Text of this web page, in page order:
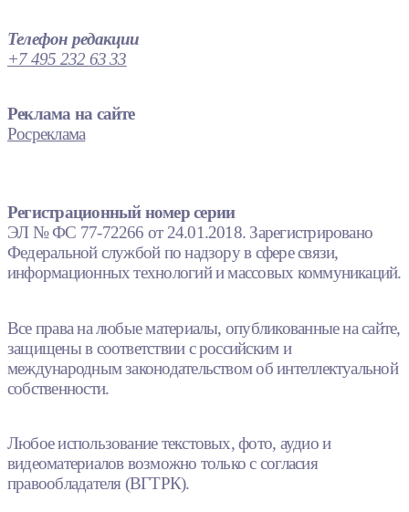
Телефон редакции
+7 495 232 63 33
Реклама на сайте
Росреклама
Регистрационный номер серии
ЭЛ № ФС 77-72266 от 24.01.2018. Зарегистрировано
Федеральной службой по надзору в сфере связи,
информационных технологий и массовых коммуникаций.
Все права на любые материалы, опубликованные на сайте,
защищены в соответствии с российским и
международным законодательством об интеллектуальной
собственности.
Любое использование текстовых, фото, аудио и
видеоматериалов возможно только с согласия
правообладателя (ВГТРК).